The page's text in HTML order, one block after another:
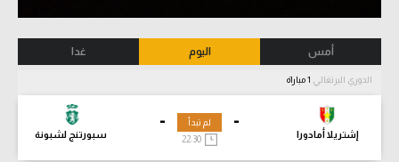
أمس اليوم غدا
الدوري البرتغالي
-
إشتريلا أمادورا
-
سبورتنج لشبونة
لم تبدأ